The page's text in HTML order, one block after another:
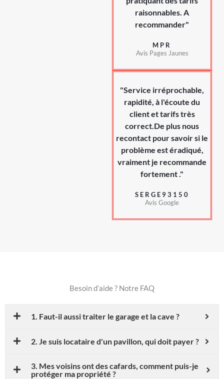
raisonnables. A
recommander"
MPR
Avis Pages Jaunes
"Service irréprochable,
rapidité, à l'écoute du
client et tarifs très
correct.De plus nous
recontact pour savoir si le
problème est éradiqué,
vraiment je recommande
fortement ."
SERGE93150
Avis Google
Besoin d’aide ? Notre FAQ
1. Faut-il aussi traiter le garage et la cave ?
2. Je suis locataire d'un pavillon, qui doit payer ?
3. Mes voisins ont des cafards, comment puis-je
protéger ma propriété ?